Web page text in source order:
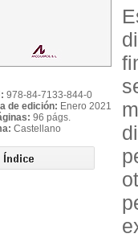
978-84-7133-844-0
de edición: Enero 2021
96 págs.
Castellano